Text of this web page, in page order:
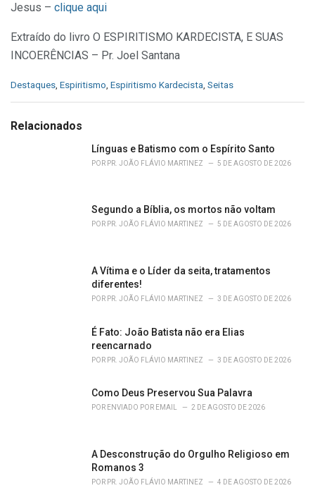
Jesus – clique aqui
Extraído do livro O ESPIRITISMO KARDECISTA, E SUAS
INCOERÊNCIAS – Pr. Joel Santana
C
e
Destaques, Espiritismo, Espiritismo Kardecista, Seitas
Relacionados
Línguas e Batismo com o Espírito Santo
POR PR. JOÃO FLÁVIO MARTINEZ 5 DE AGOSTO DE 2026
Segundo a Bíblia, os mortos não voltam
POR PR. JOÃO FLÁVIO MARTINEZ 5 DE AGOSTO DE 2026
A Vítima e o Líder da seita, tratamentos
diferentes!
POR PR. JOÃO FLÁVIO MARTINEZ 3 DE AGOSTO DE 2026
É Fato: João Batista não era Elias
reencarnado
POR PR. JOÃO FLÁVIO MARTINEZ 3 DE AGOSTO DE 2026
Como Deus Preservou Sua Palavra
POR ENVIADO POR EMAIL 2 DE AGOSTO DE 2026
A Desconstrução do Orgulho Religioso em
Romanos 3
POR PR. JOÃO FLÁVIO MARTINEZ 4 DE AGOSTO DE 2026